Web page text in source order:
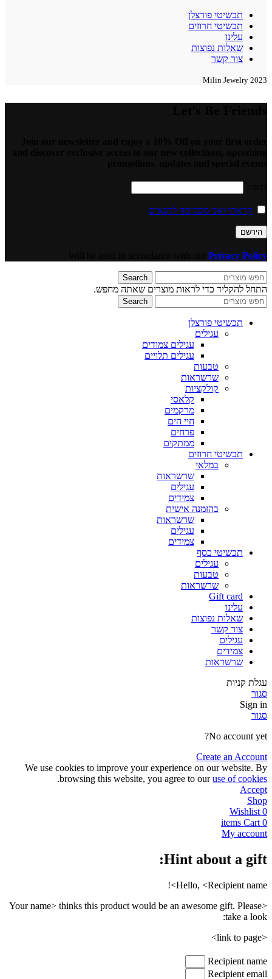
תכשיטי פורצלן
תכשיטי חרוזים
עלינו
שאלות נפוצות
צור קשר
2023 Milin Jewelry
קראתי ואני מסכיםה לתנאים
Privacy Policy
Search
התחל להקליד כדי לראות מוצרים שאתה מחפש.
Search
תכשיטי פורצלן
עגילים
עגילים צמודים
עגילים תלויים
טבעות
שרשראות
קולקציות
קלאסי
מרקמים
חיי הים
פרחים
ממתקים
תכשיטי חרוזים
במלאי
שרשראות
עגילים
צמידים
בהזמנה אישית
שרשראות
עגילים
צמידים
תכשיטי כסף
עגילים
טבעות
שרשראות
Gift card
עלינו
שאלות נפוצות
צור קשר
עגילים
צמידים
שרשראות
עגלת קניות
סגור
Sign in
סגור
No account yet?
Create an Account
We use cookies to improve your experience on our website. By
browsing this website, you agree to ouruse of cookies
.
Accept
Shop
0
Wishlist
0
items Cart
My account
Hint about a gift:
Hello, <Recipient name>!
<Your name> thinks this product would be an awesome gift. Please
take a look:
<link to page>
Recipient name
Recipient email